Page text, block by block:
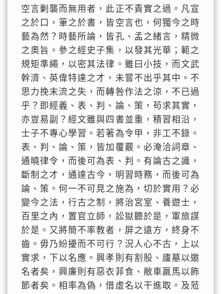
空言剿襲而無用者，此正不責實之過。凡宣
之於口，筆之於書，皆空言也，何獨今之時
藝為然？時藝所論，皆孔、孟之緒言，精微
之奧旨。參之經史子集，以發其光華；範之
規矩準繩，以密其法律。雖曰小技，而文武
幹濟、英偉特達之才，未嘗不出乎其中。不
思力挽末流之失，而轉咎作法之涼，不已過
乎？即經義、表、判、論、策，苟求其實，
亦豈易副？經文雖與四書並重，積習相沿，
士子不專心學習。若著為令甲，非工不錄。
表、判、論、策，皆加覆覈。必淹洽詞章、
通曉律令，而後可為表、判。有論古之識，
斷制之才，通達古今，明習時務，而後可為
論、策。何一不可見之施為，切於實用？必
變今之法，行古之制，將治宮室、養遊士，
百里之內，置官立師，訟獄聽於是，軍旅謀
於是。又將簡不率教者，屏之遠方，終身不
齒。毋乃紛擾而不可行？況人心不古，上以
實求，下以名應。興孝則有割股、廬墓以邀
名者矣，興廉則有惡衣菲食、敝車羸馬以飾
節者矣。相率為偽，借虛名以干進取。及蒞